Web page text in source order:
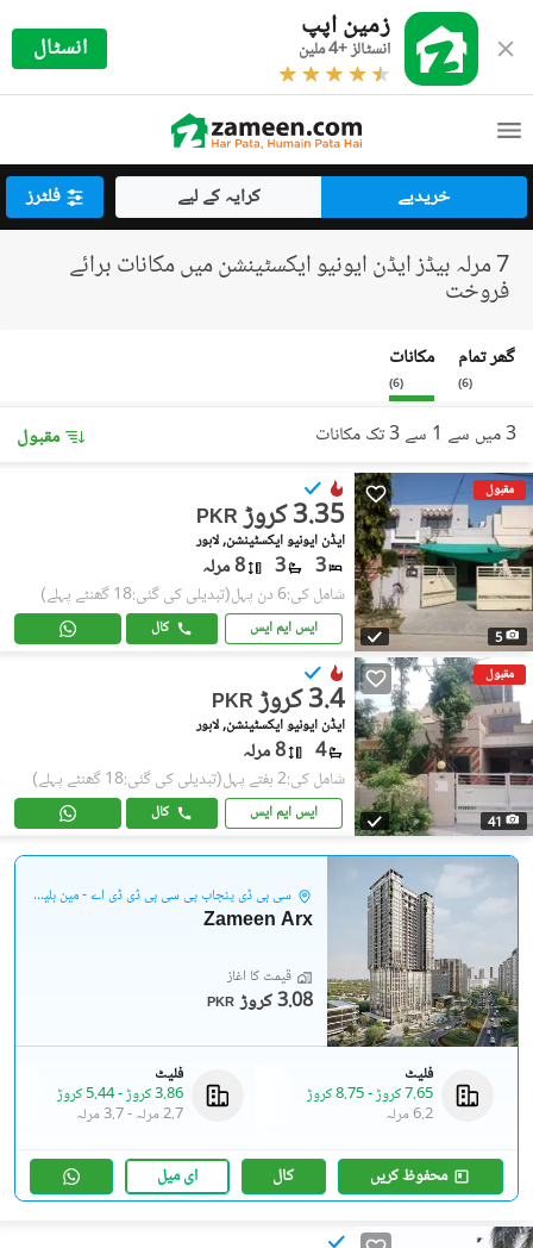
زمین اپپ
انسٹالز +4 ملین انسٹال
خریدیے کرایہ کے لیے فلٹرز
7 مرلہ بیڈز ایڈن ایونیو ایکسٹینشن میں مکانات برائے
فروخت
گھر تمام
(
6
)
مکانات
(
6
)
3 میں سے 1 سے 3 تک مکانات مقبول
مقبول
5
PKR 3.35 کروڑ
ایڈن ایونیو ایکسٹینشن, لاہور
3
3 8 مرلہ
شامل کی:6 دن پہل (تبدیلی کی گئی:18 گھنٹے پہلے)
ایس ایم ایس کال
مقبول
41
PKR 3.4 کروڑ
ایڈن ایونیو ایکسٹینشن, لاہور
4 8 مرلہ
شامل کی:2 ہفتے پہل (تبدیلی کی گئی:18 گھنٹے پہلے)
ایس ایم ایس کال
سی بی ڈی پنجاب پی سی بی ڈی ڈی اے - مین بلیوارڈ گلبرگ
Zameen Arx
قیمت کا آغاز
PKR 3.08 کروڑ
فلیٹ
7.65 کروڑ
-8.75 کروڑ
6.2 مرلہ
فلیٹ
3.86 کروڑ
-5.44 کروڑ
2.7 مرلہ
-3.7 مرلہ
محفوظ کریں کال ای میل